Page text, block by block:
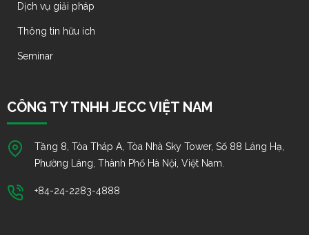
Dịch vụ giải pháp
Thông tin hữu ích
Seminar
CÔNG TY TNHH JECC VIỆT NAM
Tầng 8, Tòa Tháp A, Tòa Nhà Sky Tower, Số 88 Láng Hạ,
Phường Láng, Thành Phố Hà Nội, Việt Nam.
+84-24-2283-4888